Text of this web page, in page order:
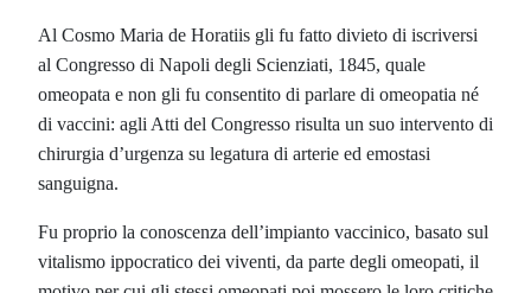
Al Cosmo Maria de Horatiis gli fu fatto divieto di iscriversi
al Congresso di Napoli degli Scienziati, 1845, quale
omeopata e non gli fu consentito di parlare di omeopatia né
di vaccini: agli Atti del Congresso risulta un suo intervento di
chirurgia d’urgenza su legatura di arterie ed emostasi
sanguigna.
Fu proprio la conoscenza dell’impianto vaccinico, basato sul
vitalismo ippocratico dei viventi, da parte degli omeopati, il